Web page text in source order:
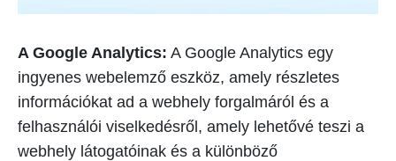
A Google Analytics: A Google Analytics egy
ingyenes webelemző eszköz, amely részletes
információkat ad a webhely forgalmáról és a
felhasználói viselkedésről, amely lehetővé teszi a
webhely látogatóinak és a különböző